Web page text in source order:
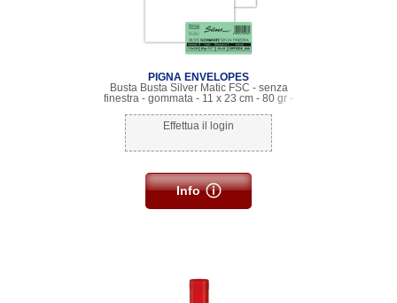
PIGNA ENVELOPES
Busta Busta Silver Matic FSC - senza
finestra - gommata - 11 x 23 cm - 80 gr -
Effettua il login
Info